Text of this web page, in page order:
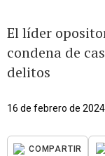
El líder
condena de
delitos
16 de febrero de
COMPARTIR